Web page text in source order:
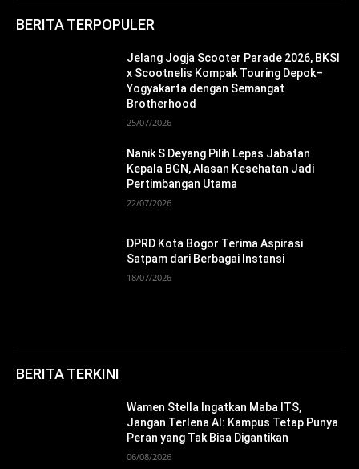
BERITA TERPOPULER
Jelang Jogja Scooter Parade 2026, BKSI
x Scootnelis Kompak Touring Depok–
Yogyakarta dengan Semangat
Brotherhood
25/07/2026
Nanik S Deyang Pilih Lepas Jabatan
Kepala BGN, Alasan Kesehatan Jadi
Pertimbangan Utama
22/07/2026
DPRD Kota Bogor Terima Aspirasi
Satpam dari Berbagai Instansi
18/07/2026
BERITA TERKINI
Wamen Stella Ingatkan Maba ITS,
Jangan Terlena AI: Kampus Tetap Punya
Peran yang Tak Bisa Digantikan
06/08/2026